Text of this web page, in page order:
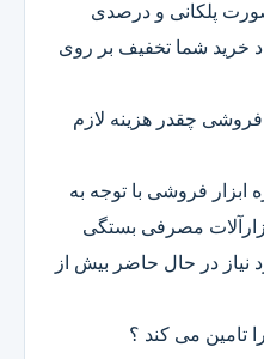
پلکانی و درصدی
خرید شما تخفیف بر روی
فروشی چقدر هزینه لازم
ابزار فروشی با توجه به
مصرفی بستگی
نیاز در حال حاضر بیش از
را تامین می کند ؟